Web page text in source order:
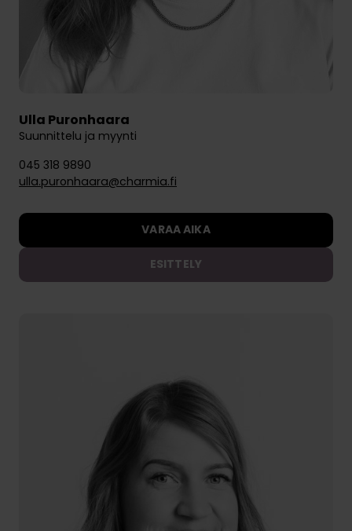
Ulla Puronhaara
Suunnittelu ja myynti
045 318 9890
ulla.puronhaara@charmia.fi
VARAA AIKA
ESITTELY